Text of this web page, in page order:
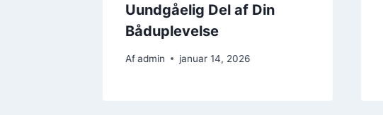
Uundgåelig Del af Din
Båduplevelse
Afadmin januar 14, 2026